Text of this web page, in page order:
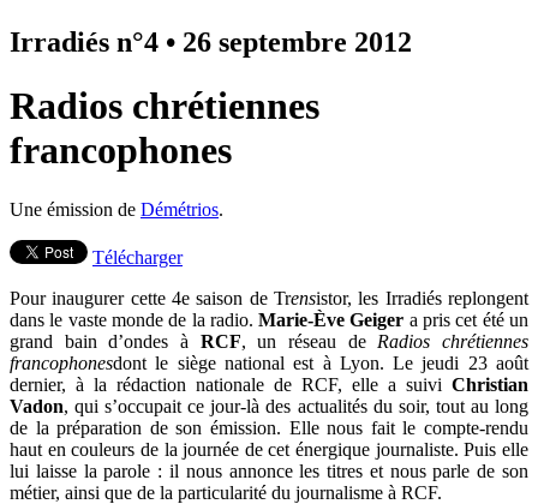
Irradiés n°4 • 26 septembre 2012
Radios chrétiennes
francophones
Une émission de Démétrios.
Télécharger
Pour inaugurer cette 4e saison de Trensistor, les Irradiés replongent
dans le vaste monde de la radio.Marie-Ève Geiger a pris cet été un
grand bain d’ondes à RCF, un réseau de Radios chrétiennes
francophonesdont le siège national est à Lyon. Le jeudi 23 août
dernier, à la rédaction nationale de RCF, elle a suivi Christian
Vadon, qui s’occupait ce jour-là des actualités du soir, tout au long
de la préparation de son émission. Elle nous fait le compte-rendu
haut en couleurs de la journée de cet énergique journaliste. Puis elle
lui laisse la parole : il nous annonce les titres et nous parle de son
métier, ainsi que de la particularité du journalisme à RCF.